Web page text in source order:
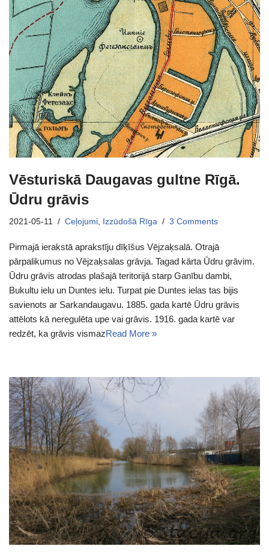
Vēsturiskā Daugavas gultne Rīgā.
Ūdru grāvis
2021-05-11 Ceļojumi, Izzūdošā Rīga 3 Comments
Pirmajā ierakstā aprakstīju dīķīšus Vējzaķsalā. Otrajā
pārpalikumus no Vējzaķsalas grāvja. Tagad kārta Ūdru grāvim.
Ūdru grāvis atrodas plašajā teritorijā starp Ganību dambi,
Bukultu ielu un Duntes ielu. Turpat pie Duntes ielas tas bijis
savienots ar Sarkandaugavu. 1885. gada kartē Ūdru grāvis
attēlots kā neregulēta upe vai grāvis. 1916. gada kartē var
redzēt, ka grāvis vismazRead More »